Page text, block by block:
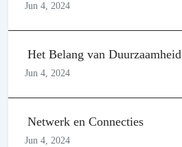
Jun 4, 2024
Het Belang van Duurzaamheid
Jun 4, 2024
Netwerk en Connecties
Jun 4, 2024